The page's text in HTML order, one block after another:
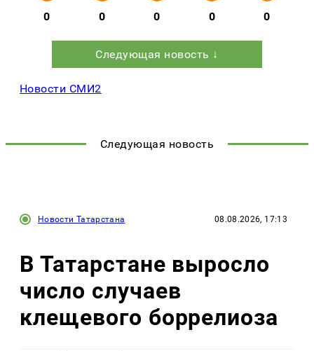
0 0 0 0 0
Следующая новость ↓
Новости СМИ2
Следующая новость
Новости Татарстана 08.08.2026, 17:13
В Татарстане выросло
число случаев
клещевого боррелиоза